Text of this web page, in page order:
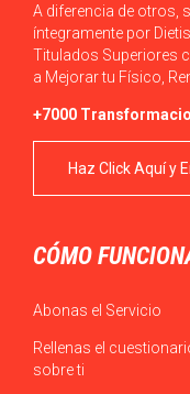
A diferencia de otros,
íntegramente por
Titulados Superiores
a Mejorar tu Físico,
+7000
Haz Click Aquí y
CÓMO
Abonas el Servicio
Rellenas el
sobre ti